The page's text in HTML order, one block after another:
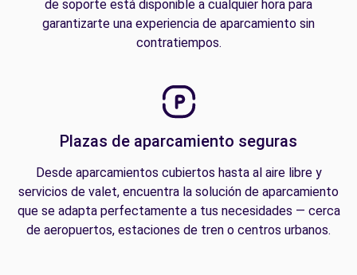
de soporte está disponible a cualquier hora para
garantizarte una experiencia de aparcamiento sin
contratiempos.
Plazas de aparcamiento seguras
Desde aparcamientos cubiertos hasta al aire libre y
servicios de valet, encuentra la solución de aparcamiento
que se adapta perfectamente a tus necesidades — cerca
de aeropuertos, estaciones de tren o centros urbanos.